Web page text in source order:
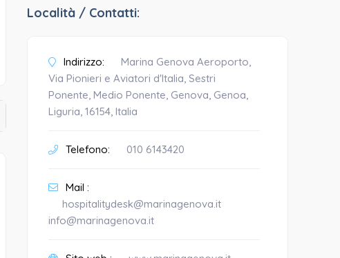
Località / Contatti:
Indirizzo:
Marina Genova Aeroporto,
Via Pionieri e Aviatori d'Italia, Sestri
Ponente, Medio Ponente, Genova, Genoa,
Liguria, 16154, Italia
Telefono: 010 6143420
Mail :
hospitalitydesk@marinagenova.it
info@marinagenova.it